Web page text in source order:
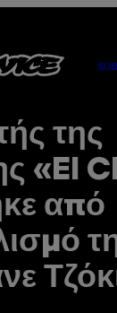
της
«El
από